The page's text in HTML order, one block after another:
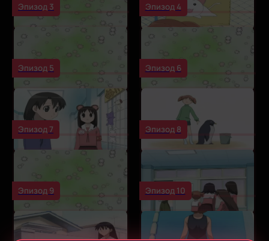
Эпизод 3 Эпизод 4
Эпизод 5 Эпизод 6
Эпизод 7 Эпизод 8
Эпизод 9 Эпизод 10